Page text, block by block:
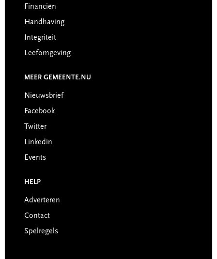
Financiën
Handhaving
Integriteit
Leefomgeving
MEER GEMEENTE.NU
Nieuwsbrief
Facebook
Twitter
Linkedin
Events
HELP
Adverteren
Contact
Spelregels